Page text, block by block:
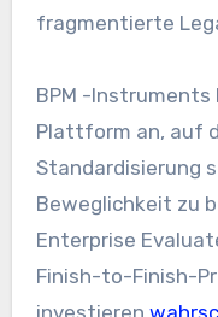
fragmentierte
BPM -
Plattform an, auf
Standardisierung
Beweglichkeit zu
Enterprise
Finish-to-Finish-
investieren